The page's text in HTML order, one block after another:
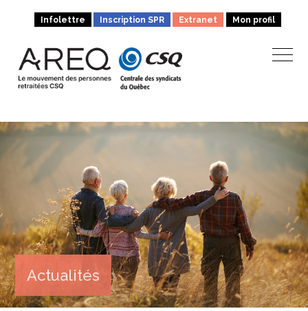
Infolettre Inscription SPR Extranet Mon profil
Actualités